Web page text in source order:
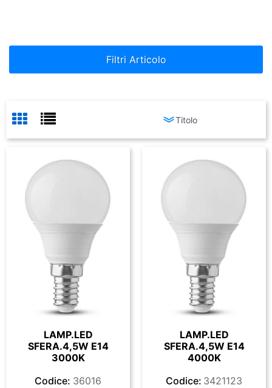
Filtri Articolo
LAMP.LED
SFERA.4,5W E14
3000K
Codice: 36016
LAMP.LED
SFERA.4,5W E14
4000K
Codice: 3421123